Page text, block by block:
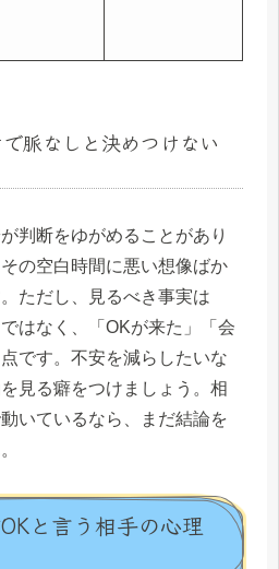
脈なしと決めつけない
判断をゆがめることがあり
の空白時間に悪い想像ばか
ただし、見るべき事実は
はなく、「OKが来た」「会
です。不安を減らしたいな
見る癖をつけましょう。相
いているなら、まだ結論を
と言う相手の心理